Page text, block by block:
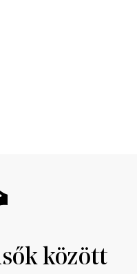
között